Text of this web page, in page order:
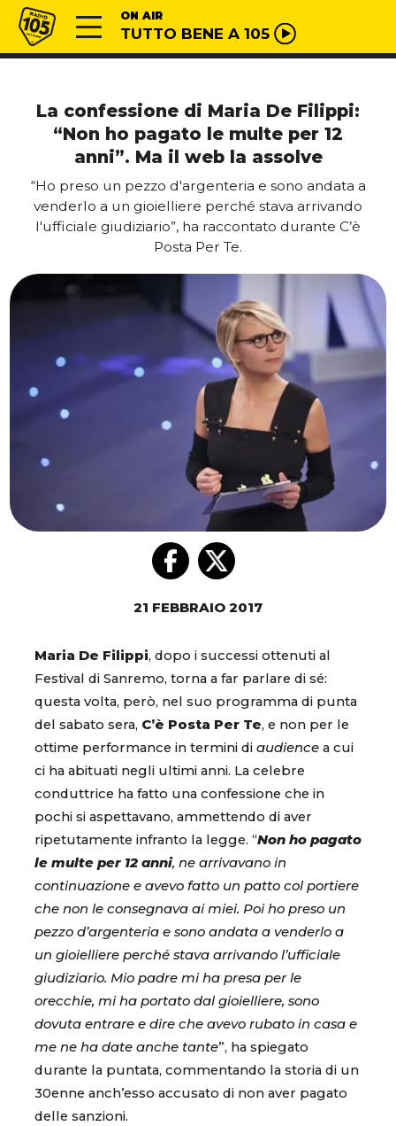
Vai al contenuto
Radio 105 ON AIR
TUTTO BENE A 105
La confessione di Maria De Filippi:
“Non ho pagato le multe per 12
anni”. Ma il web la assolve
“Ho preso un pezzo d'argenteria e sono andata a
venderlo a un gioielliere perché stava arrivando
l'ufficiale giudiziario”, ha raccontato durante C’è
Posta Per Te.
21 FEBBRAIO 2017
Maria De Filippi, dopo i successi ottenuti al
Festival di Sanremo, torna a far parlare di sé:
questa volta, però, nel suo programma di punta
del sabato sera, C’è Posta Per Te, e non per le
ottime performance in termini di audience a cui
ci ha abituati negli ultimi anni. La celebre
conduttrice ha fatto una confessione che in
pochi si aspettavano, ammettendo di aver
ripetutamente infranto la legge. “Non ho pagato
le multe per 12 anni, ne arrivavano in
continuazione e avevo fatto un patto col portiere
che non le consegnava ai miei. Poi ho preso un
pezzo d’argenteria e sono andata a venderlo a
un gioielliere perché stava arrivando l’ufficiale
giudiziario. Mio padre mi ha presa per le
orecchie, mi ha portato dal gioielliere, sono
dovuta entrare e dire che avevo rubato in casa e
me ne ha date anche tante”, ha spiegato
durante la puntata, commentando la storia di un
30enne anch’esso accusato di non aver pagato
delle sanzioni.